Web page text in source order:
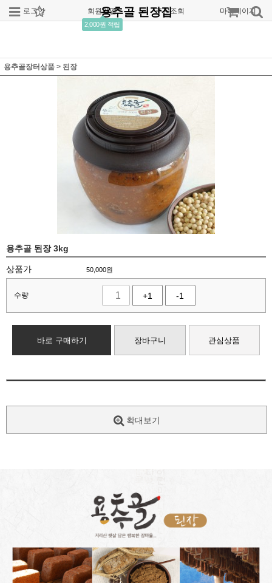
로그인 회원가입
2,000원 적립
주문조회 마이페이지
용추골 된장집
용추골장터상품 > 된장
용추골 된장 3kg
상품가 50,000원
수량 +1 -1
바로 구매하기 장바구니 관심상품
확대보기